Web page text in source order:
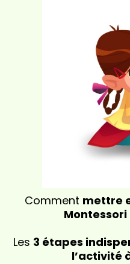
Comment mettre
Montessori
Les 3 étapes
l’activité